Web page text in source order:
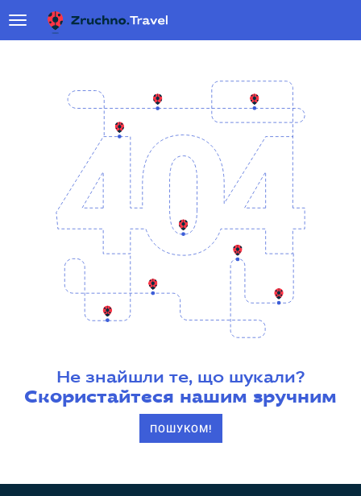
Не знайшли те, що шукали?
Скористайтеся нашим зручним
ПОШУКОМ!